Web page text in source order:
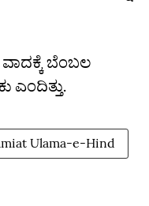
ಬೆಂಬಲ
ಎಂದಿತ್ತು.
Ulama-e-Hind